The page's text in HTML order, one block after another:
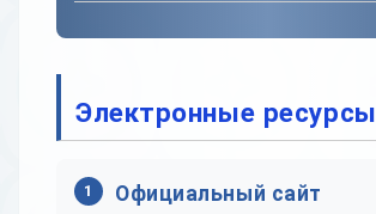
Электронные ресурсы
1
Официальный сайт